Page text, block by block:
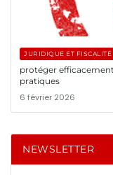
JURIDIQUE ET FISCALITÉ
protéger
pratiques
6 février 2026
NEWSLETTER